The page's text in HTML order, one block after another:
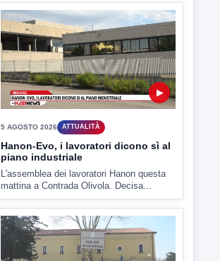
6 AGOSTO 2026 LABNEWS
LabNews del 5 agosto 2026
In studio Enzo Colarusso
5 AGOSTO 2026 ATTUALITÀ
Hanon-Evo, i lavoratori dicono sì al
piano industriale